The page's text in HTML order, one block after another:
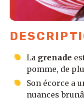
La grenade
pomme, de
Son écorce a
nuances